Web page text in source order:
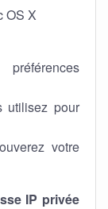
OS X
utilisez pour
votre
IP privée